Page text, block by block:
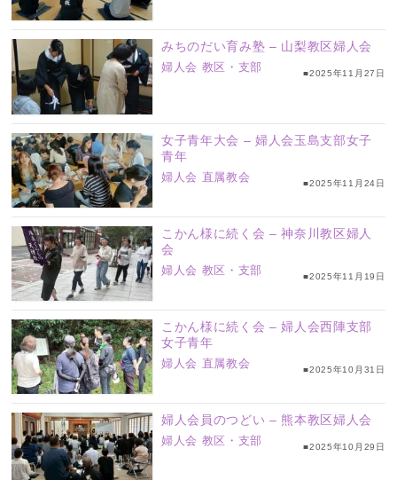
みちのだい育み塾 – 山梨教区婦人会
婦人会 教区・支部 ■2025年11月27日
女子青年大会 – 婦人会玉島支部女子
青年
婦人会 直属教会 ■2025年11月24日
こかん様に続く会 – 神奈川教区婦人
会
婦人会 教区・支部 ■2025年11月19日
こかん様に続く会 – 婦人会西陣支部
女子青年
婦人会 直属教会 ■2025年10月31日
婦人会員のつどい – 熊本教区婦人会
婦人会 教区・支部 ■2025年10月29日